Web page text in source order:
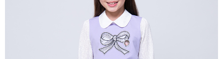
每筆NT$80，滿NT$2,000(含以上)免運費